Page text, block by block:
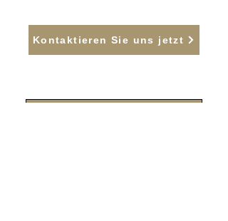
Kontaktieren Sie uns jetzt